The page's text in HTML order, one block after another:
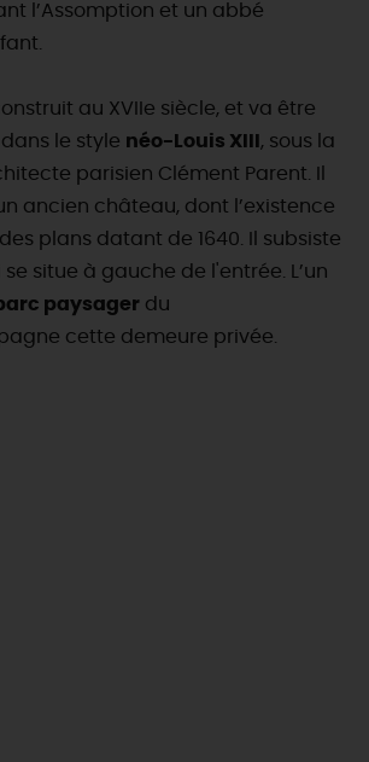
CETTE SEMAINE
TOUT L'AGENDA
l’Assomption et un abbé
au XVIIe siècle, et va être
le style néo-Louis XIII , sous la
parisien Clément Parent. Il
ancien château, dont l’existence
plans datant de 1640. Il subsiste
situe à gauche de l'entrée. L’un
paysager du
cette demeure privée.